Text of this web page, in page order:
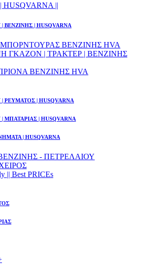
HUSQVARNA ||
| HUSQVARNA
ΜΠΟΡΝΤΟΥΡΑΣ ΒΕΝΖΙΝΗΣ HVA
ΓΚΑΖΟΝ | ΤΡΑΚΤΕΡ | ΒΕΝΖΙΝΗΣ
ΒΕΝΖΙΝΗΣ HVA
ΡΕΥΜΑΤΟΣ | HUSQVARNA
| HUSQVARNA
| HUSQVARNA
- ΠΕΤΡΕΛΑΙΟΥ
|| Best PRICEs